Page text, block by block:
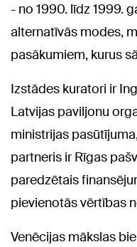
- no 1990. līdz 1999.
alternatīvās modes,
pasākumiem, kurus
Izstādes kuratori ir
Latvijas paviljonu
ministrijas
partneris ir Rīgas
paredzētais
pievienotās vērtības
Venēcijas mākslas